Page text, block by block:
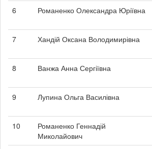
6
Романенко Олександра Юріївна
7
Хандій Оксана Володимирівна
8
Ванжа Анна Сергіївна
9
Лупина Ольга Василівна
10
Романенко Геннадій
Миколайович